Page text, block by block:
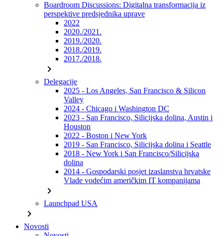
Boardroom Discussions: Digitalna transformacija iz
perspektive predsjednika uprave
2022
2020./2021.
2019./2020.
2018./2019.
2017./2018.
chevron_right
Delegacije
2025 - Los Angeles, San Francisco & Silicon
Valley
2024 - Chicago i Washington DC
2023 - San Francisco, Silicijska dolina, Austin i
Houston
2022 - Boston i New York
2019 - San Francisco, Silicijska dolina i Seattle
2018 - New York i San Francisco/Silicijska
dolina
2014 - Gospodarski posjet izaslanstva hrvatske
Vlade vodećim američkim IT kompanijama
chevron_right
Launchpad USA
chevron_right
Novosti